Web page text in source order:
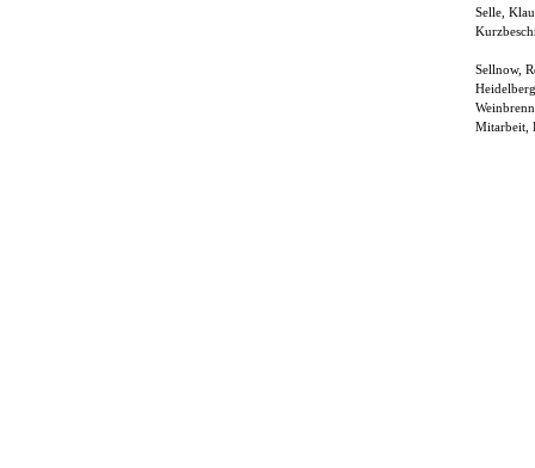
Selle,
Sellnow,
Mitarbeit,